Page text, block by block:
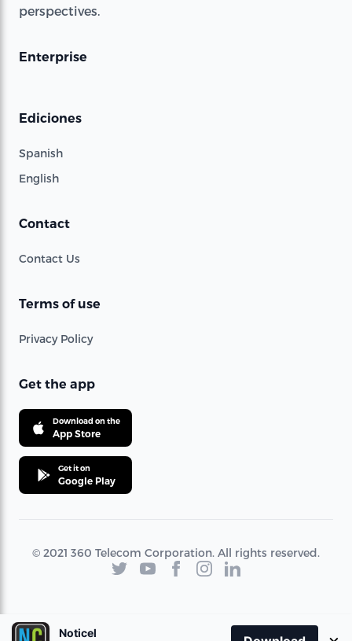
perspectives.
Enterprise
Ediciones
Spanish
English
Contact
Contact Us
Terms of use
Privacy Policy
Get the app
Download on the
App Store
Get it on
Google Play
© 2021 360 Telecom Corporation. All rights reserved.
Noticel